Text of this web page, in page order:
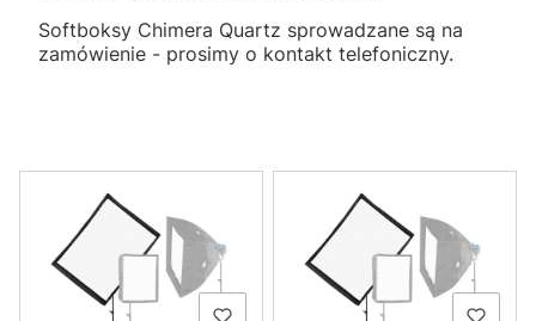
Softboksy Chimera Quartz sprowadzane są na
zamówienie - prosimy o kontakt telefoniczny.
Lista produktów